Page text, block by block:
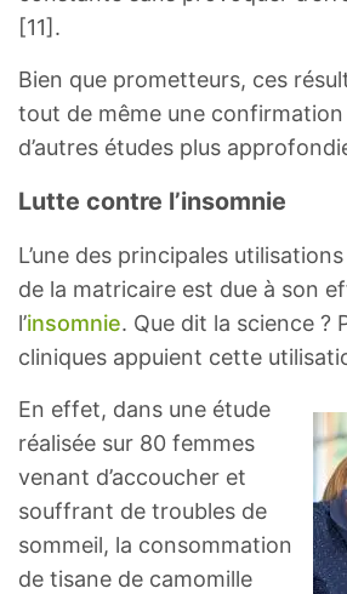
[11].
Bien que prometteurs, ces
tout de même une
d’autres études plus
Lutte contre l’insomnie
L’une des principales
de la matricaire est due à son
l’insomnie. Que dit la science ?
cliniques appuient cette
En effet, dans une étude
réalisée sur 80 femmes
venant d’accoucher et
souffrant de troubles de
sommeil, la consommation
de tisane de camomille